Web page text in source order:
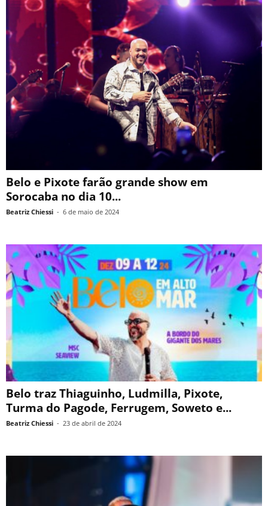
Belo e Pixote farão grande show em
Sorocaba no dia 10...
Beatriz Chiessi - 6 de maio de 2024
Belo traz Thiaguinho, Ludmilla, Pixote,
Turma do Pagode, Ferrugem, Soweto e...
Beatriz Chiessi - 23 de abril de 2024